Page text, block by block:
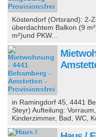
Köstendorf (Ortsrand): 2-
überdachtem Balkon (9
m²)und PKW...
in Ramingdorf 45, 4441
Steyr) Aufteilung:
Kinderzimmer, Bad, WC,